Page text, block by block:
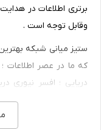
برتری اطلاعات در
وقابل توجه است .
ستیز میانی شبکه
که ما در عصر اطلاعات
دریایی ؛ افسر نیوری
فعال برتری اطلاعاتی